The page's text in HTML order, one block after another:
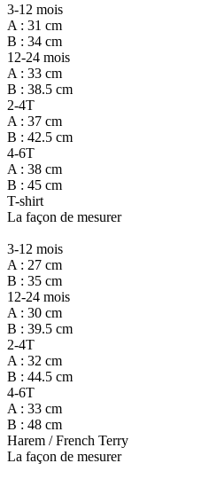
3-12 mois
A : 31 cm
B : 34 cm
12-24 mois
A : 33 cm
B : 38.5 cm
2-4T
A : 37 cm
B : 42.5 cm
4-6T
A : 38 cm
B : 45 cm
T-shirt
La façon de mesurer
3-12 mois
A : 27 cm
B : 35 cm
12-24 mois
A : 30 cm
B : 39.5 cm
2-4T
A : 32 cm
B : 44.5 cm
4-6T
A : 33 cm
B : 48 cm
Harem / French Terry
La façon de mesurer